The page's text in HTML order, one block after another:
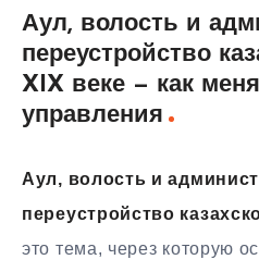
Аул, волость и
переустройство
XIX веке — как
управления
Аул, волость и
переустройство
это тема, через которую